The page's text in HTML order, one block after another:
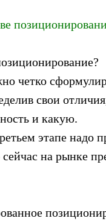
четко
свои
и какую.
этапе надо
на рынке